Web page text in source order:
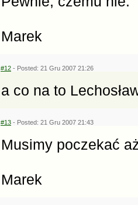
Marek
#12 - Posted: 21 Gru 2007 21:26
a co na to
#13 - Posted: 21 Gru 2007 21:43
Musimy poczekać
Marek